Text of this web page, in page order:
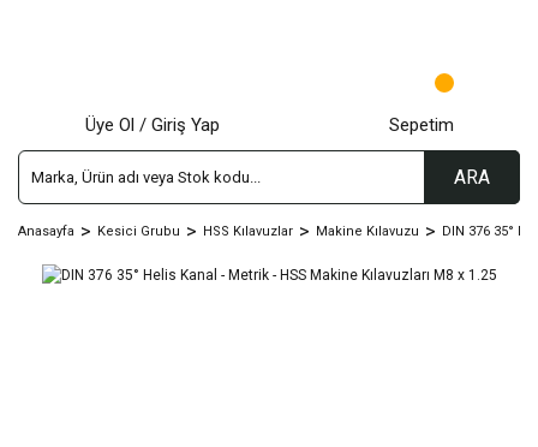
ARA
Üye Ol / Giriş Yap Sepetim
Anasayfa Kesici Grubu HSS Kılavuzlar Makine Kılavuzu DIN 376 35°